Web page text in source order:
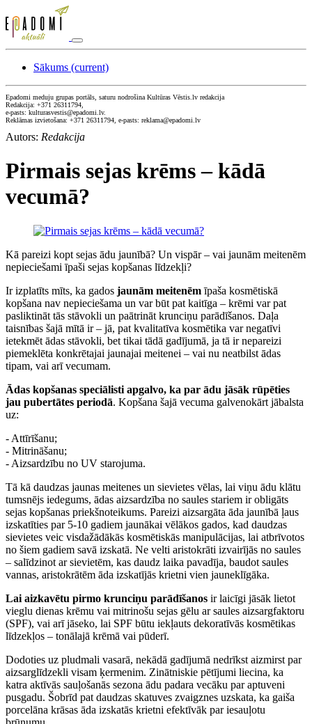
Sākums (current)
Epadomi meduju grupas portāls, saturu nodrošina Kultūras Vēstis.lv redakcija
Redakcija: +371 26311794,
e-pasts: kulturasvestis@epadomi.lv.
Reklāmas izvietošana: +371 26311794, e-pasts: reklama@epadomi.lv
Autors: Redakcija
Pirmais sejas krēms – kādā
vecumā?
Kā pareizi kopt sejas ādu jaunībā? Un vispār – vai jaunām meitenēm
nepieciešami īpaši sejas kopšanas līdzekļi?
Ir izplatīts mīts, ka gados jaunām meitenēmīpaša kosmētiskā
kopšana nav nepieciešama un var būt pat kaitīga – krēmi var pat
pasliktināt tās stāvokli un paātrināt krunciņu parādīšanos. Daļa
taisnības šajā mītā ir – jā, pat kvalitatīva kosmētika var negatīvi
ietekmēt ādas stāvokli, bet tikai tādā gadījumā, ja tā ir nepareizi
piemeklēta konkrētajai jaunajai meitenei – vai nu neatbilst ādas
tipam, vai arī vecumam.
Ādas kopšanas speciālisti apgalvo, ka par ādu jāsāk rūpēties
jau pubertātes periodā. Kopšana šajā vecuma galvenokārt jābalsta
uz:
- Attīrīšanu;
- Mitrināšanu;
- Aizsardzību no UV starojuma.
Tā kā daudzas jaunas meitenes un sievietes vēlas, lai viņu ādu klātu
tumsnējs iedegums, ādas aizsardzība no saules stariem ir obligāts
sejas kopšanas priekšnoteikums. Pareizi aizsargāta āda jaunībā ļaus
izskatīties par 5-10 gadiem jaunākai vēlākos gados, kad daudzas
sievietes veic visdažādākās kosmētiskās manipulācijas, lai atbrīvotos
no šiem gadiem savā izskatā. Ne velti aristokrāti izvairījās no saules
– salīdzinot ar sievietēm, kas daudz laika pavadīja, baudot saules
vannas, aristokrātēm āda izskatījās krietni vien jauneklīgāka.
Lai aizkavētu pirmo krunciņu parādīšanos ir laicīgi jāsāk lietot
vieglu dienas krēmu vai mitrinošu sejas gēlu ar saules aizsargfaktoru
(SPF), vai arī jāseko, lai SPF būtu iekļauts dekoratīvās kosmētikas
līdzekļos – tonālajā krēmā vai pūderī.
Dodoties uz pludmali vasarā, nekādā gadījumā nedrīkst aizmirst par
aizsarglīdzekli visam ķermenim. Zinātniskie pētījumi liecina, ka
katra aktīvās sauļošanās sezona ādu padara vecāku par aptuveni
pusgadu. Šobrīd pat daudzas skatuves zvaigznes uzskata, ka gaiša
porcelāna krāsas āda izskatās krietni efektīvāk par iesauļotu